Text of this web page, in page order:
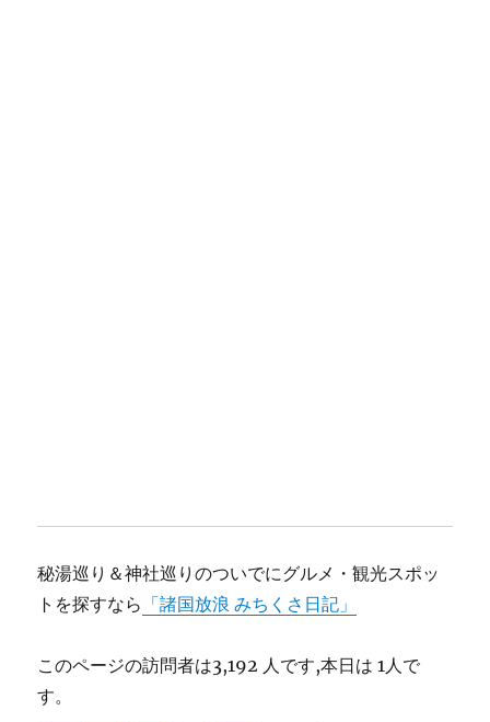
秘湯巡り＆神社巡りのついでにグルメ・観光スポッ
トを探すなら 「諸国放浪 みちくさ日記」
このページの訪問者は3,192 人です,本日は 1人で
す。